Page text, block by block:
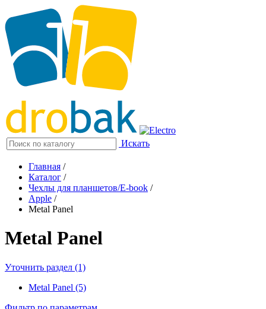
Искать
Главная /
Каталог /
Чехлы для планшетов/E-book /
Apple /
Metal Panel
Metal Panel
Уточнить раздел (1)
Metal Panel (5)